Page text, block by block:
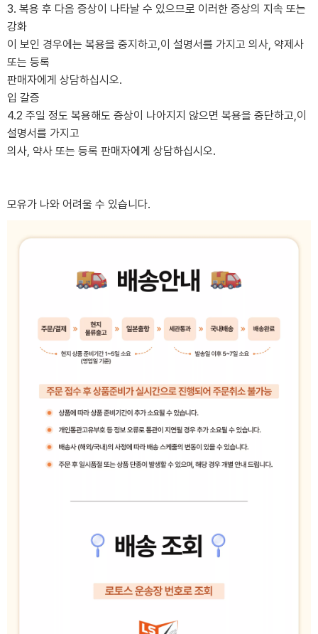
3. 복용 후 다음 증상이 나타날 수 있으므로 이러한 증상의 지속 또는
강화
이 보인 경우에는 복용을 중지하고,이 설명서를 가지고 의사, 약제사
또는 등록
판매자에게 상담하십시오.
입 갈증
4.2 주일 정도 복용해도 증상이 나아지지 않으면 복용을 중단하고,이
설명서를 가지고
의사, 약사 또는 등록 판매자에게 상담하십시오.
모유가 나와 어려울 수 있습니다.